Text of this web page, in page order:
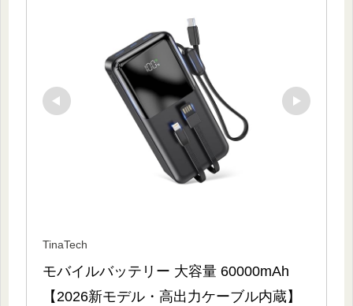
TinaTech
モバイルバッテリー 大容量 60000mAh
【2026新モデル・高出力ケーブル内蔵】